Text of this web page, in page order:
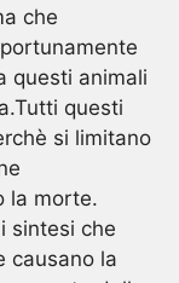
che
questi animali
questi
si limitano
la morte.
sintesi che
causano la